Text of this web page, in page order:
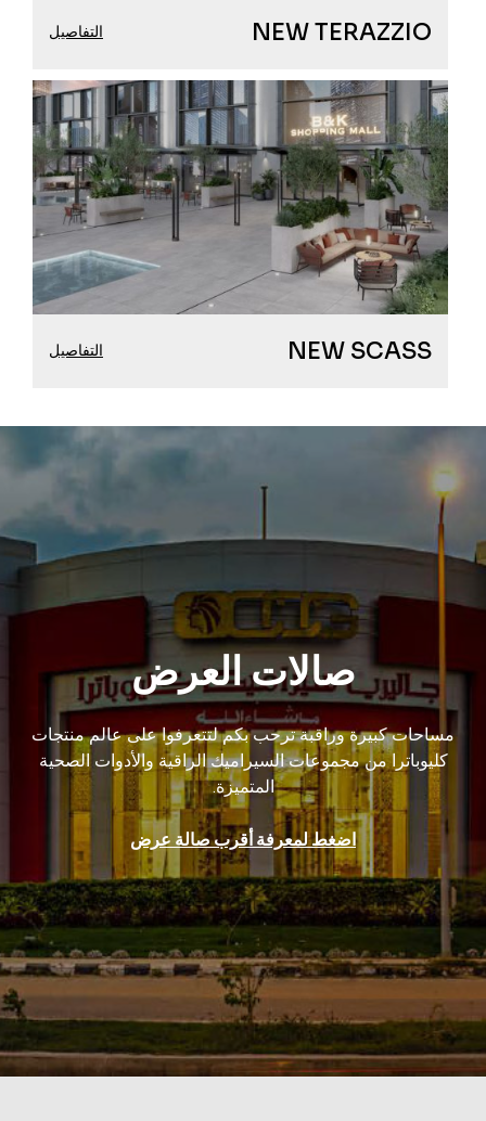
NEW TERAZZIO التفاصيل
NEW SCASS التفاصيل
صالات العرض
مساحات كبيرة وراقبة ترحب بكم لتتعرفوا على عالم منتجات
كليوباترا من مجموعات السيراميك الراقية والأدوات الصحية
المتميزة.
اضغط لمعرفة أقرب صالة عرض